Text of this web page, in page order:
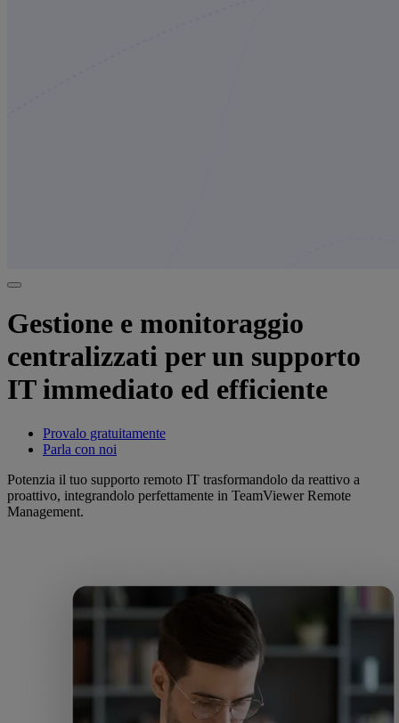
Gestione e monitoraggio
centralizzati per un supporto
IT immediato ed efficiente
Provalo gratuitamente
Parla con noi
Potenzia il tuo supporto remoto IT trasformandolo da reattivo a
proattivo, integrandolo perfettamente in TeamViewer Remote
Management.